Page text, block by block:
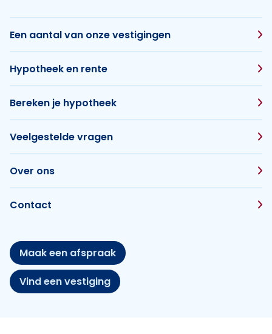
Een aantal van onze vestigingen
Hypotheek en rente
Bereken je hypotheek
Veelgestelde vragen
Over ons
Contact
Maak een afspraak
Vind een vestiging